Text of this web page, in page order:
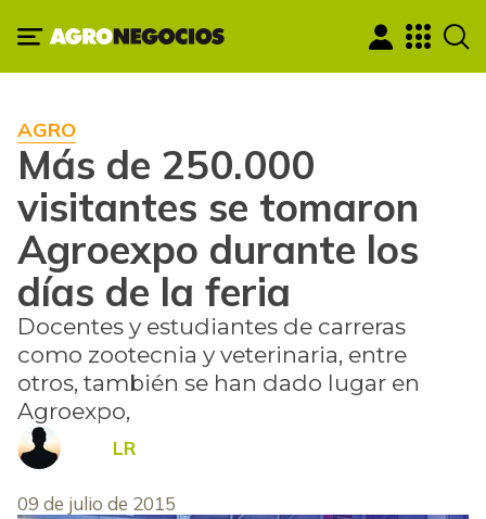
AGRO
Más de 250.000
visitantes se tomaron
Agroexpo durante los
días de la feria
Docentes y estudiantes de carreras
como zootecnia y veterinaria, entre
otros, también se han dado lugar en
Agroexpo,
LR
09 de julio de 2015